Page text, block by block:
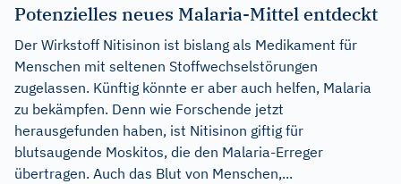
Potenzielles neues Malaria-Mittel entdeckt
Der Wirkstoff Nitisinon ist bislang als Medikament für
Menschen mit seltenen Stoffwechselstörungen
zugelassen. Künftig könnte er aber auch helfen, Malaria
zu bekämpfen. Denn wie Forschende jetzt
herausgefunden haben, ist Nitisinon giftig für
blutsaugende Moskitos, die den Malaria-Erreger
übertragen. Auch das Blut von Menschen,...